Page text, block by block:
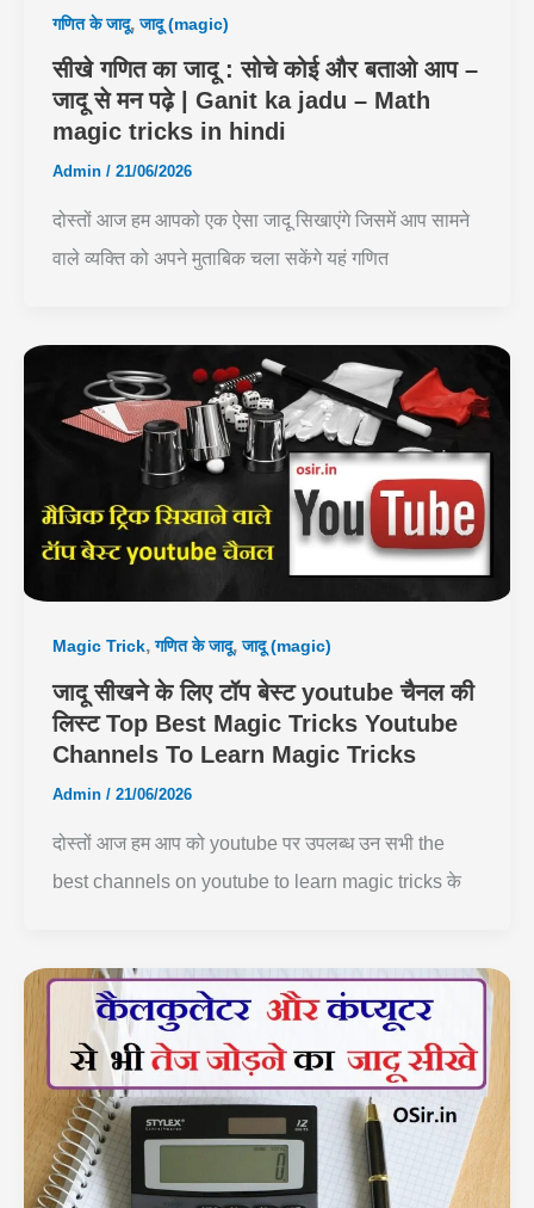
गणित के जादू,जादू (magic)
सीखे गणित का जादू : सोचे कोई और बताओ आप –
जादू से मन पढ़े | Ganit ka jadu – Math
magic tricks in hindi
Admin / 21/06/2026
दोस्तों आज हम आपको एक ऐसा जादू सिखाएंगे जिसमें आप सामने
वाले व्यक्ति को अपने मुताबिक चला सकेंगे यहं गणित
Magic Trick,गणित के जादू,जादू (magic)
जादू सीखने के लिए टॉप बेस्ट youtube चैनल की
लिस्ट Top Best Magic Tricks Youtube
Channels To Learn Magic Tricks
Admin / 21/06/2026
दोस्तों आज हम आप को youtube पर उपलब्ध उन सभी the
best channels on youtube to learn magic tricks के